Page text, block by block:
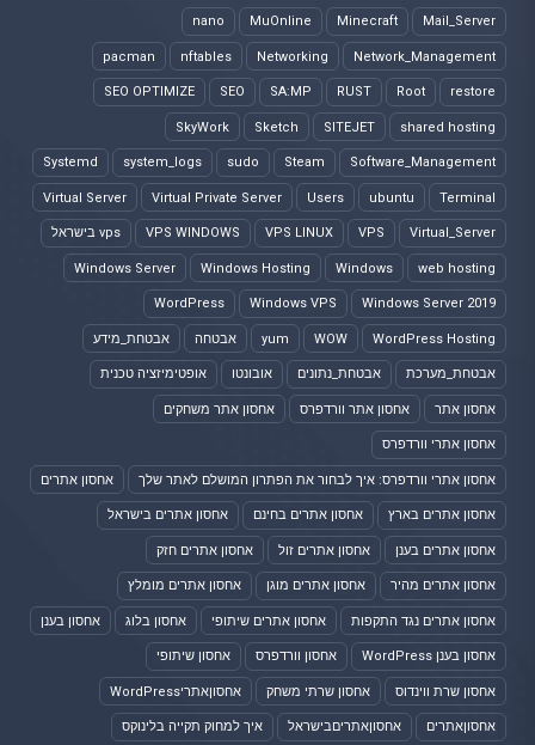
Mail_Server
Minecraft
MuOnline
nano
Network_Management
Networking
nftables
pacman
restore
Root
RUST
SA:MP
SEO
SEO OPTIMIZE
shared hosting
SITEJET
Sketch
SkyWork
Software_Management
Steam
sudo
system_logs
Systemd
Terminal
ubuntu
Users
Virtual Private Server
Virtual Server
Virtual_Server
VPS
VPS LINUX
VPS WINDOWS vps בישראל
web hosting
Windows
Windows Hosting
Windows Server
Windows Server 2019
Windows VPS
WordPress
WordPress Hosting
WOW
yum אבטחה אבטחת_מידע
אבטחת_מערכת אבטחת_נתונים אובונטו אופטימיזציה טכנית
אחסון אתר אחסון אתר וורדפרס אחסון אתר משחקים
אחסון אתרי וורדפרס
אחסון אתרי וורדפרס: איך לבחור את הפתרון המושלם לאתר שלך אחסון אתרים
אחסון אתרים בארץ אחסון אתרים בחינם אחסון אתרים בישראל
אחסון אתרים בענן אחסון אתרים זול אחסון אתרים חזק
אחסון אתרים מהיר אחסון אתרים מוגן אחסון אתרים מומלץ
אחסון אתרים נגד התקפות אחסון אתרים שיתופי אחסון בלוג אחסון בענן
אחסון בענן WordPress אחסון וורדפרס אחסון שיתופי
אחסון שרת ווינדוס אחסון שרתי משחק אחסוןאתריWordPress
אחסוןאתרים אחסוןאתריםבישראל איך למחוק תקייה בלינוקס